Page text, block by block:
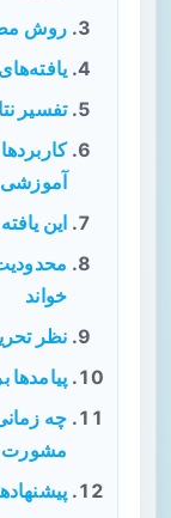
روش
تفسیر
آموزشی
این
خواند
نظر
چه
مشورت